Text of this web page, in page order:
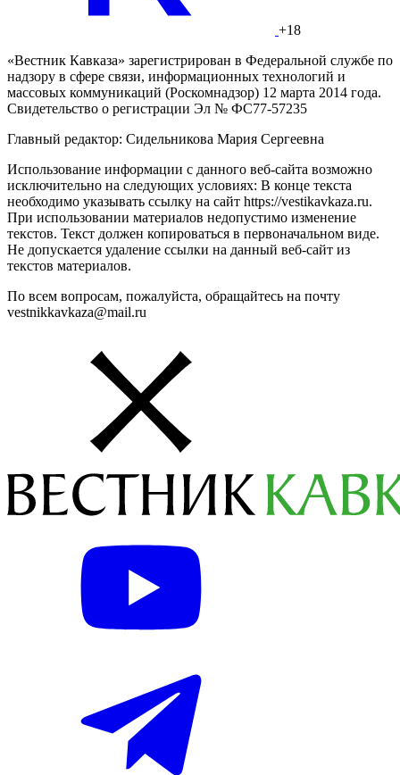
+18
«Вестник Кавказа» зарегистрирован в Федеральной службе по
надзору в сфере связи, информационных технологий и
массовых коммуникаций (Роскомнадзор) 12 марта 2014 года.
Свидетельство о регистрации Эл № ФС77-57235
Главный редактор: Сидельникова Мария Сергеевна
Использование информации с данного веб-сайта возможно
исключительно на следующих условиях: В конце текста
необходимо указывать ссылку на сайт https://vestikavkaza.ru.
При использовании материалов недопустимо изменение
текстов. Текст должен копироваться в первоначальном виде.
Не допускается удаление ссылки на данный веб-сайт из
текстов материалов.
По всем вопросам, пожалуйста, обращайтесь на почту
vestnikkavkaza@mail.ru